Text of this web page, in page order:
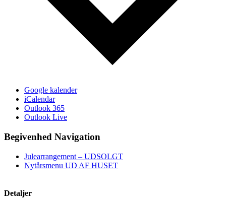
Google kalender
iCalendar
Outlook 365
Outlook Live
Begivenhed Navigation
Julearrangement – UDSOLGT
Nytårsmenu UD AF HUSET
Detaljer